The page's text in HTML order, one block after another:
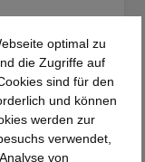
+1 optimal zu
die Zugriffe auf
sind für den
und können
werden zur
verwendet,
von